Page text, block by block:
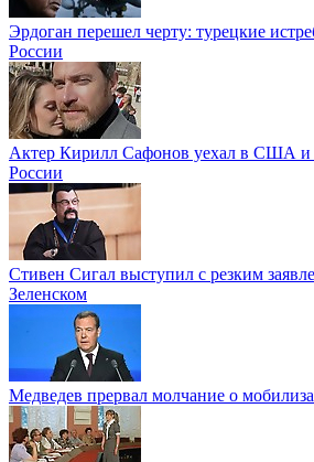
Эрдоган перешел черту: турецкие
России
Актер Кирилл Сафонов уехал в США и
России
Стивен Сигал выступил с резким
Зеленском
Медведев прервал молчание о